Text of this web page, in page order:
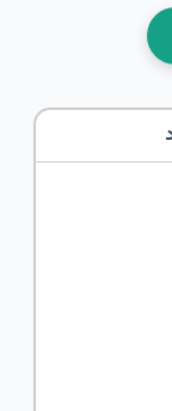
متمرکز است،
بهتری داشته
زبان انگلیسی
بالاتری ببرید؟